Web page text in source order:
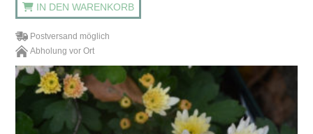
IN DEN WARENKORB
Postversand möglich
Abholung vor Ort